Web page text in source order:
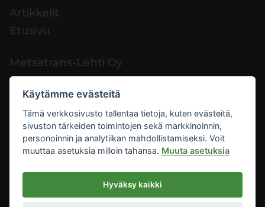
Artikkelit
Etusivu
Metsätrans-Lehti Oy
Asiakaspalvelu
Yhteystiedot
Palaute
Mediakortti
Metsätrans-Lehti Oy
2026
Tietosuoja
Käytämme evästeitä
Tämä verkkosivusto tallentaa tietoja, kuten evästeitä,
sivuston tärkeiden toimintojen sekä markkinoinnin,
personoinnin ja analytiikan mahdollistamiseksi. Voit
muuttaa asetuksia milloin tahansa. Muuta asetuksia
Hyväksy kaikki